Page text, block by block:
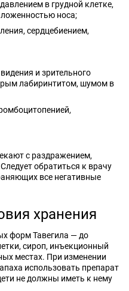
в грудной клетке,
носа;
сердцебиением,
и зрительного
лабиринтитом, шумом в
с раздражением,
обратиться к врачу
все негативные
хранения
форм Тавегила — до
сироп, инъекционный
местах. При изменении
использовать препарат
не должны иметь к нему